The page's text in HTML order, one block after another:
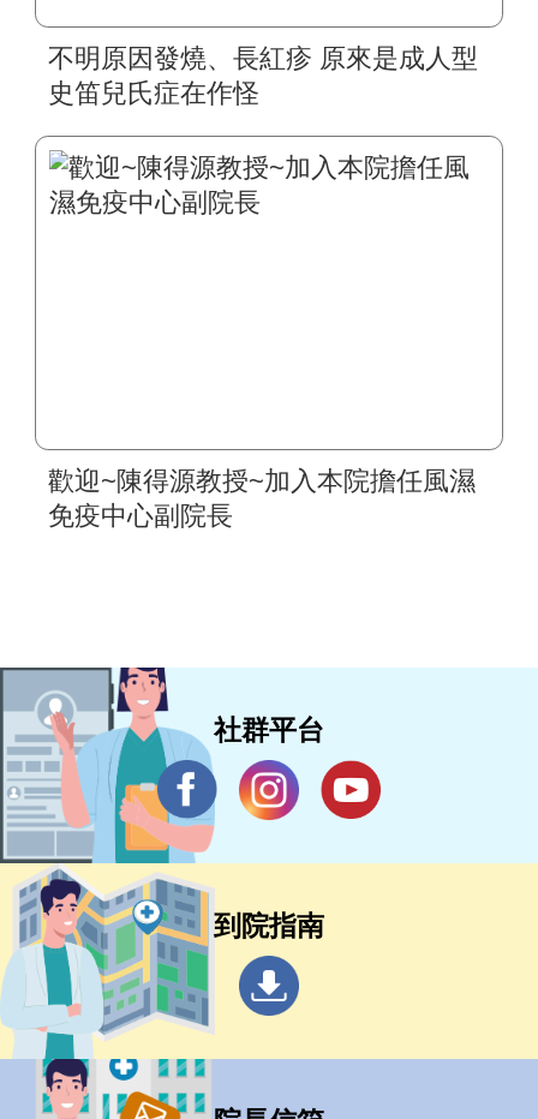
不明原因發燒、長紅疹 原來是成人型
史笛兒氏症在作怪
歡迎~陳得源教授~加入本院擔任風濕
免疫中心副院長
社群平台
到院指南